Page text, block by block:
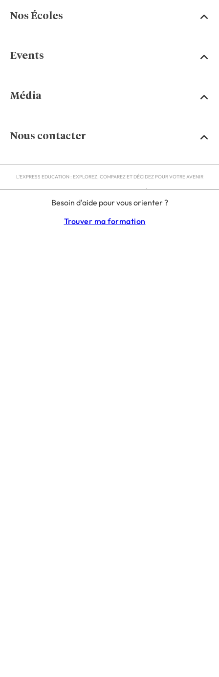
Besoin d'aide pour vous orienter ?
Trouver ma formation
Nos Écoles
Events
Média
Nous contacter
L'EXPRESS EDUCATION : EXPLOREZ, COMPAREZ ET DÉCIDEZ POUR VOTRE AVENIR
RGPD